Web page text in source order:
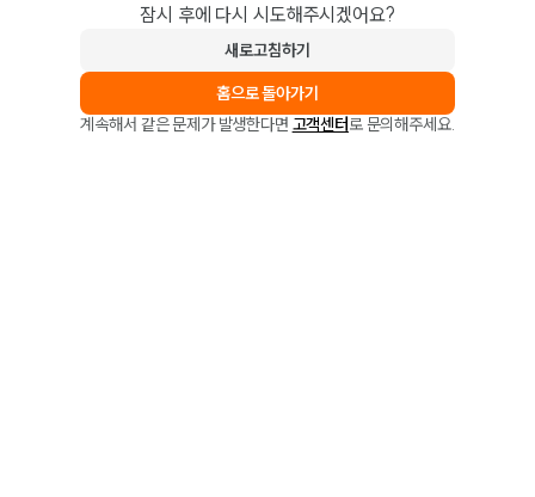
잠시 후에 다시 시도해주시겠어요?
새로고침하기
홈으로 돌아가기
계속해서 같은 문제가 발생한다면 고객센터로 문의해주세요.